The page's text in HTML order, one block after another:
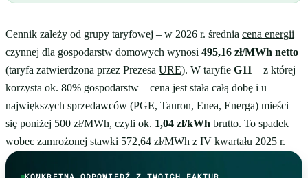
Cennik zależy od grupy taryfowej – w 2026 r. średnia cena energii
czynnej dla gospodarstw domowych wynosi 495,16 zł/MWh netto
(taryfa zatwierdzona przez Prezesa URE). W taryfie G11 – z której
korzysta ok. 80% gospodarstw – cena jest stała całą dobę i u
największych sprzedawców (PGE, Tauron, Enea, Energa) mieści
się poniżej 500 zł/MWh, czyli ok. 1,04 zł/kWh brutto. To spadek
wobec zamrożonej stawki 572,64 zł/MWh z IV kwartału 2025 r.